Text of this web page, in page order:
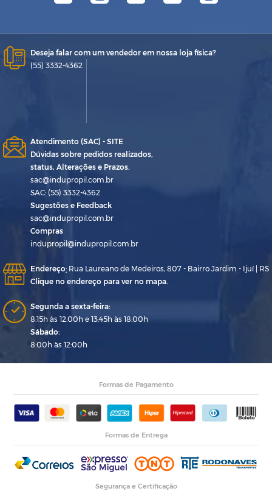
Deseja falar com um vendedor em nossa loja física?
(55) 3332-4362
Atendimento (SAC) - SITE
Dúvidas sobre pedidos realizados,
status, Alterações e Prazos.
sac@indupropil.com.br
SAC: (55) 3332-4362
Sugestões e Feedback
sac@indupropil.com.br
Compras
indupropil@indupropil.com.br
Endereço: Rua Laureano de Medeiros, 807 - Bairro Jardim - Ijuí | RS
Clique no endereço para ver no mapa.
Segunda a sexta-feira:
8:15h às 12:00h e 13:45h às 18:00h
Sábado:
8:00h às 12:00h
Formas de Pagamento
Formas de Entrega
Segurança e Certificação